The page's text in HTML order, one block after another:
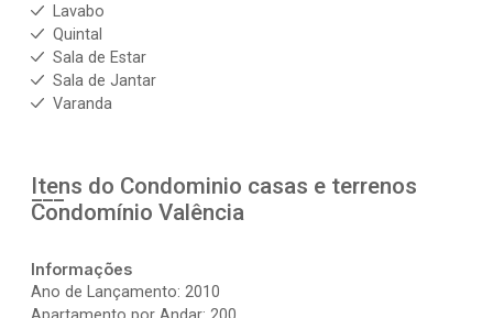
Lavabo
Quintal
Sala de Estar
Sala de Jantar
Varanda
Itens do Condominio casas e terrenos
Condomínio Valência
Informações
Ano de Lançamento: 2010